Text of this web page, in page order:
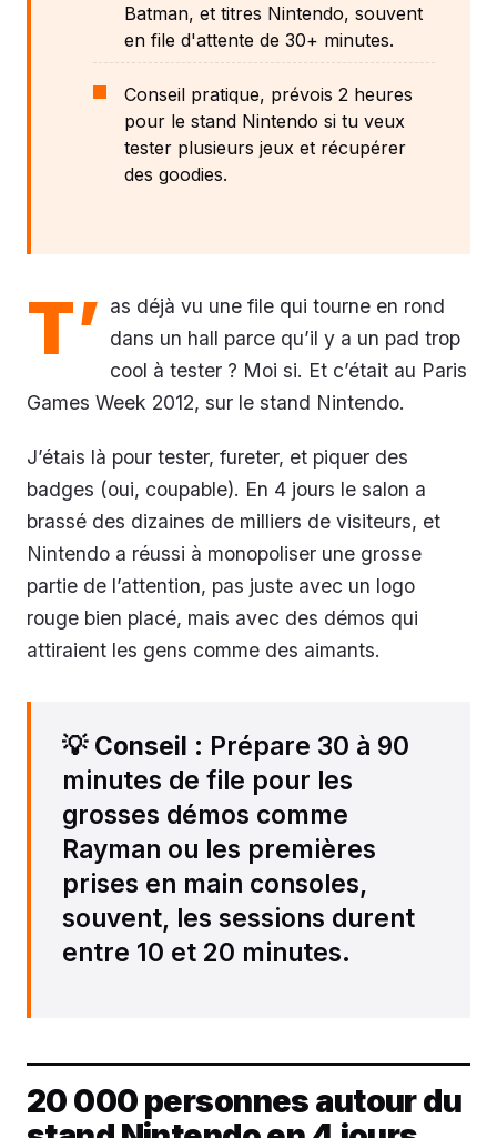
Batman, et titres Nintendo, souvent
en file d'attente de 30+ minutes.
Conseil pratique, prévois 2 heures
pour le stand Nintendo si tu veux
tester plusieurs jeux et récupérer
des goodies.
T’ as déjà vu une file qui tourne en rond
dans un hall parce qu’il y a un pad trop
cool à tester ? Moi si. Et c’était au Paris
Games Week 2012, sur le stand Nintendo.
J’étais là pour tester, fureter, et piquer des
badges (oui, coupable). En 4 jours le salon a
brassé des dizaines de milliers de visiteurs, et
Nintendo a réussi à monopoliser une grosse
partie de l’attention, pas juste avec un logo
rouge bien placé, mais avec des démos qui
attiraient les gens comme des aimants.
💡 Conseil : Prépare 30 à 90
minutes de file pour les
grosses démos comme
Rayman ou les premières
prises en main consoles,
souvent, les sessions durent
entre 10 et 20 minutes.
20 000 personnes autour du